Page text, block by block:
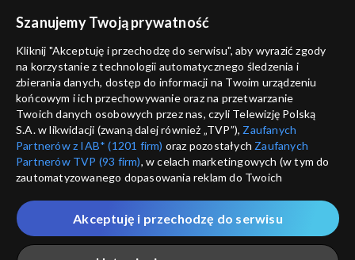
ANULUJ
informacje o dostawcy usług
Szanujemy Twoją prywatność
Kliknij "Akceptuję i przechodzę do serwisu", aby wyrazić zgody
na korzystanie z technologii automatycznego śledzenia i
zbierania danych, dostęp do informacji na Twoim urządzeniu
końcowym i ich przechowywanie oraz na przetwarzanie
Twoich danych osobowych przez nas, czyli Telewizję Polską
S.A. w likwidacji (zwaną dalej również „TVP”), Zaufanych
Partnerów z IAB* (1201 firm) oraz pozostałych Zaufanych
Partnerów TVP (93 firm), w celach marketingowych (w tym do
zautomatyzowanego dopasowania reklam do Twoich
które wskazujemy poniżej, a także zgody na udostępnianie
przez nas identyfikatora PPID do Google.
Twoje dane osobowe zbierane podczas odwiedzania przez
Akceptuję i przechodzę do serwisu